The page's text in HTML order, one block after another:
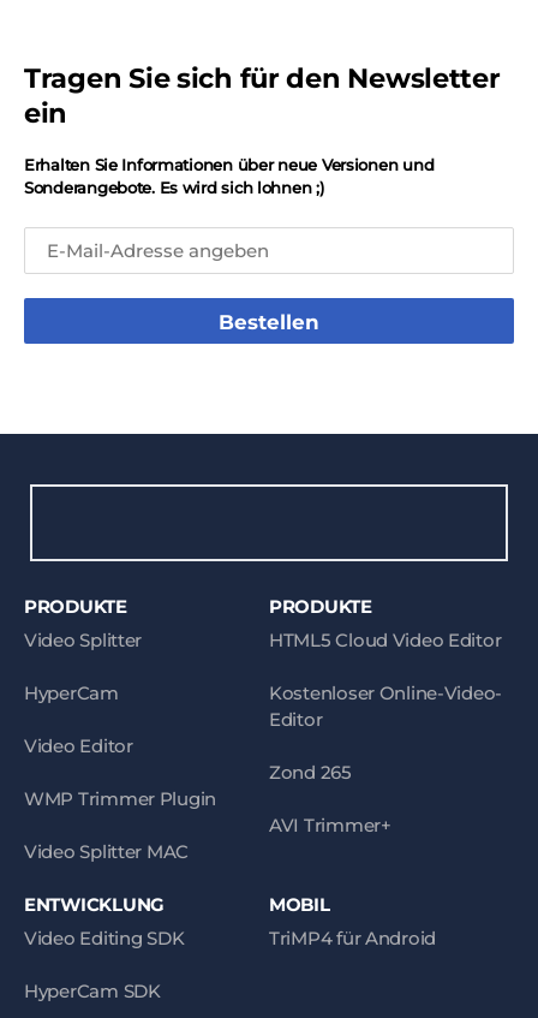
Tragen Sie sich für den Newsletter
ein
Erhalten Sie Informationen über neue Versionen und
Sonderangebote. Es wird sich lohnen ;)
Bestellen
PRODUKTE
Video Splitter
HyperCam
Video Editor
WMP Trimmer Plugin
Video Splitter MAC
PRODUKTE
HTML5 Cloud Video Editor
Kostenloser Online-Video-
Editor
Zond 265
AVI Trimmer+
ENTWICKLUNG
Video Editing SDK
HyperCam SDK
MOBIL
TriMP4 für Android